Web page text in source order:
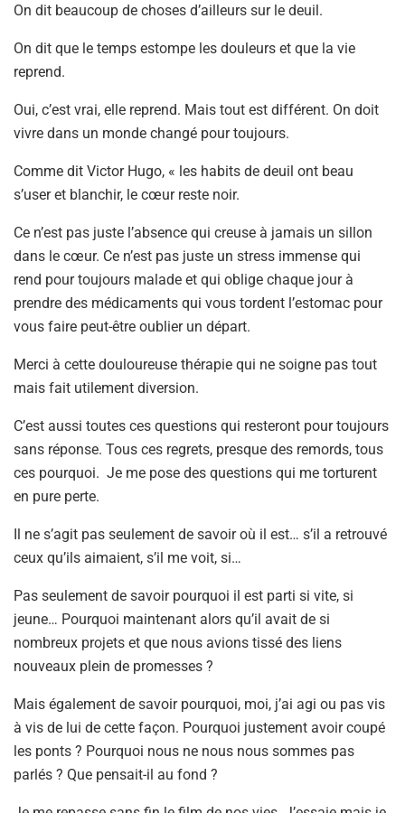
On dit beaucoup de choses d’ailleurs sur le deuil.
On dit que le temps estompe les douleurs et que la vie
reprend.
Oui, c’est vrai, elle reprend. Mais tout est différent. On doit
vivre dans un monde changé pour toujours.
Comme dit Victor Hugo, « les habits de deuil ont beau
s’user et blanchir, le cœur reste noir.
Ce n’est pas juste l’absence qui creuse à jamais un sillon
dans le cœur. Ce n’est pas juste un stress immense qui
rend pour toujours malade et qui oblige chaque jour à
prendre des médicaments qui vous tordent l’estomac pour
vous faire peut-être oublier un départ.
Merci à cette douloureuse thérapie qui ne soigne pas tout
mais fait utilement diversion.
C’est aussi toutes ces questions qui resteront pour toujours
sans réponse. Tous ces regrets, presque des remords, tous
ces pourquoi. Je me pose des questions qui me torturent
en pure perte.
Il ne s’agit pas seulement de savoir où il est… s’il a retrouvé
ceux qu’ils aimaient, s’il me voit, si…
Pas seulement de savoir pourquoi il est parti si vite, si
jeune… Pourquoi maintenant alors qu’il avait de si
nombreux projets et que nous avions tissé des liens
nouveaux plein de promesses ?
Mais également de savoir pourquoi, moi, j’ai agi ou pas vis
à vis de lui de cette façon. Pourquoi justement avoir coupé
les ponts ? Pourquoi nous ne nous nous sommes pas
parlés ? Que pensait-il au fond ?